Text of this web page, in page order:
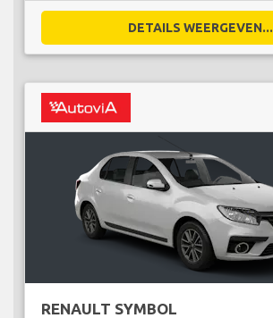
DETAILS WEERGEVEN...
RENAULT SYMBOL